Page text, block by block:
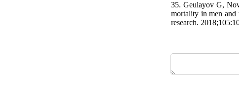
35. Geulayov G,
mortality in men and
research.